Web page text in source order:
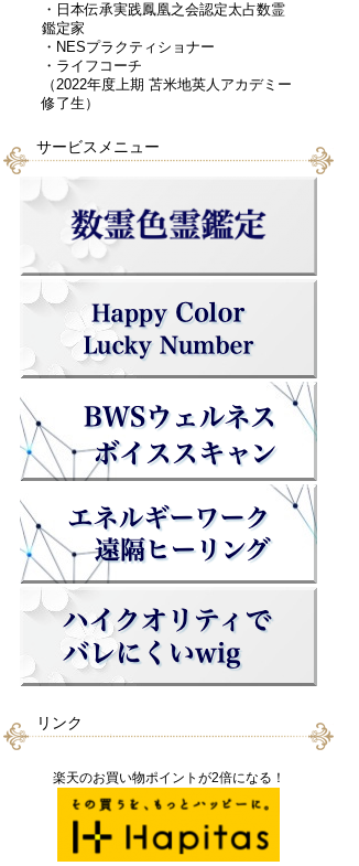
・日本伝承実践鳳凰之会認定太占数霊
鑑定家
・NESプラクティショナー
・ライフコーチ
（2022年度上期 苫米地英人アカデミー
修了生）
サービスメニュー
リンク
楽天のお買い物ポイントが2倍になる！